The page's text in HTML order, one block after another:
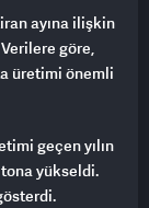
ayına ilişkin
göre,
üretimi önemli
geçen yılın
tona yükseldi.